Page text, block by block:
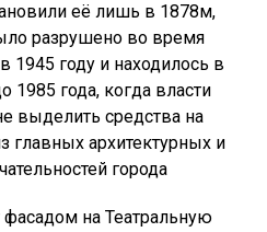
её лишь в 1878м,
разрушено во время
году и находилось в
1985 года, когда власти
выделить средства на
главных архитектурных и
города
на Театральную